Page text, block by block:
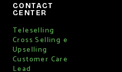
CONTACT
CENTER
Teleselling
Cross Selling e
Upselling
Customer Care
Lead